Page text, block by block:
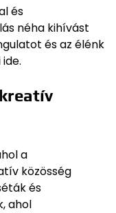
és
néha kihívást
és az élénk
a
közösség
és
ahol